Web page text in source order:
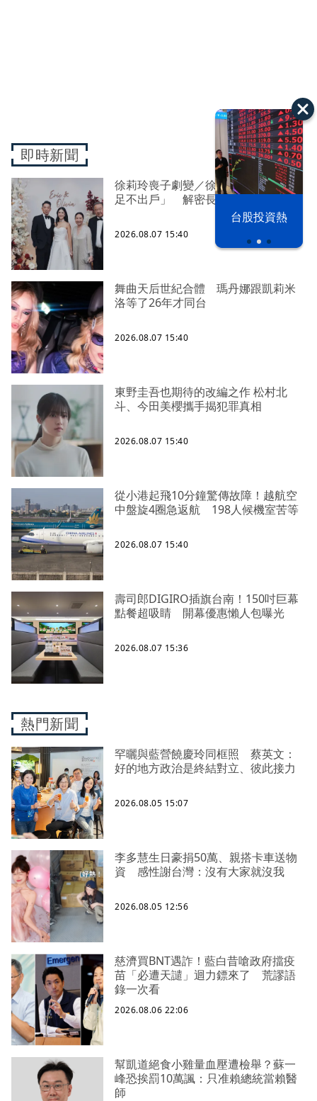
台股投資熱
即時新聞
徐莉玲喪子劇變／徐莉玲「巨大哀傷
足不出戶」 解密長子身世
2026.08.07 15:40
舞曲天后世紀合體 瑪丹娜跟凱莉米
洛等了26年才同台
2026.08.07 15:40
東野圭吾也期待的改編之作 松村北
斗、今田美櫻攜手揭犯罪真相
2026.08.07 15:40
從小港起飛10分鐘驚傳故障！越航空
中盤旋4圈急返航 198人候機室苦等
2026.08.07 15:40
壽司郎DIGIRO插旗台南！150吋巨幕
點餐超吸睛 開幕優惠懶人包曝光
2026.08.07 15:36
熱門新聞
罕曬與藍營饒慶玲同框照 蔡英文：
好的地方政治是終結對立、彼此接力
2026.08.05 15:07
李多慧生日豪捐50萬、親搭卡車送物
資 感性謝台灣：沒有大家就沒我
2026.08.05 12:56
慈濟買BNT遇詐！藍白昔嗆政府擋疫
苗「必遭天譴」迴力鏢來了 荒謬語
錄一次看
2026.08.06 22:06
幫凱道絕食小雞量血壓遭檢舉？蘇一
峰恐挨罰10萬諷：只准賴總統當賴醫
師